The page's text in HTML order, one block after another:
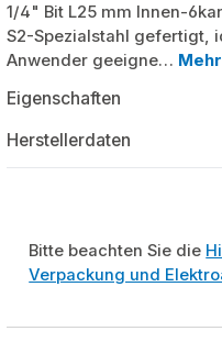
1/4" Bit L25 mm Innen-
S2-Spezialstahl gefertigt,
Anwender geeigne… Mehr
Eigenschaften
Herstellerdaten
Bitte beachten Sie die
Verpackung und